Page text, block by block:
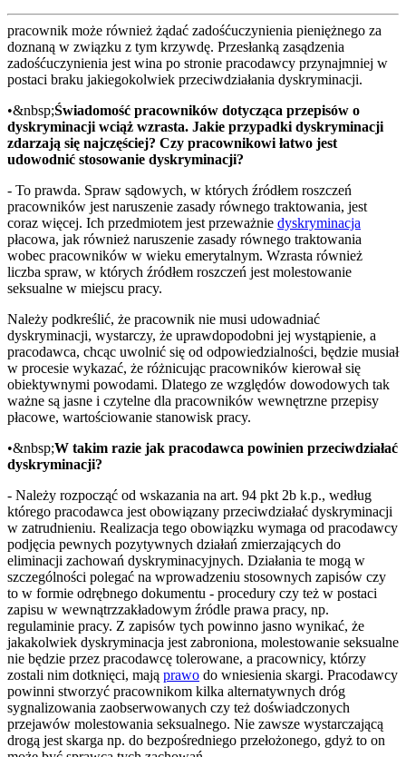
pracownik może również żądać zadośćuczynienia pieniężnego za
doznaną w związku z tym krzywdę. Przesłanką zasądzenia
zadośćuczynienia jest wina po stronie pracodawcy przynajmniej w
postaci braku jakiegokolwiek przeciwdziałania dyskryminacji.
•&nbsp;Świadomość pracowników dotycząca przepisów o
dyskryminacji wciąż wzrasta. Jakie przypadki dyskryminacji
zdarzają się najczęściej? Czy pracownikowi łatwo jest
udowodnić stosowanie dyskryminacji?
- To prawda. Spraw sądowych, w których źródłem roszczeń
pracowników jest naruszenie zasady równego traktowania, jest
coraz więcej. Ich przedmiotem jest przeważnie dyskryminacja
płacowa, jak również naruszenie zasady równego traktowania
wobec pracowników w wieku emerytalnym. Wzrasta również
liczba spraw, w których źródłem roszczeń jest molestowanie
seksualne w miejscu pracy.
Należy podkreślić, że pracownik nie musi udowadniać
dyskryminacji, wystarczy, że uprawdopodobni jej wystąpienie, a
pracodawca, chcąc uwolnić się od odpowiedzialności, będzie musiał
w procesie wykazać, że różnicując pracowników kierował się
obiektywnymi powodami. Dlatego ze względów dowodowych tak
ważne są jasne i czytelne dla pracowników wewnętrzne przepisy
płacowe, wartościowanie stanowisk pracy.
•&nbsp;W takim razie jak pracodawca powinien przeciwdziałać
dyskryminacji?
- Należy rozpocząć od wskazania na art. 94 pkt 2b k.p., według
którego pracodawca jest obowiązany przeciwdziałać dyskryminacji
w zatrudnieniu. Realizacja tego obowiązku wymaga od pracodawcy
podjęcia pewnych pozytywnych działań zmierzających do
eliminacji zachowań dyskryminacyjnych. Działania te mogą w
szczególności polegać na wprowadzeniu stosownych zapisów czy
to w formie odrębnego dokumentu - procedury czy też w postaci
zapisu w wewnątrzzakładowym źródle prawa pracy, np.
regulaminie pracy. Z zapisów tych powinno jasno wynikać, że
jakakolwiek dyskryminacja jest zabroniona, molestowanie seksualne
nie będzie przez pracodawcę tolerowane, a pracownicy, którzy
zostali nim dotknięci, mają prawo do wniesienia skargi. Pracodawcy
powinni stworzyć pracownikom kilka alternatywnych dróg
sygnalizowania zaobserwowanych czy też doświadczonych
przejawów molestowania seksualnego. Nie zawsze wystarczającą
drogą jest skarga np. do bezpośredniego przełożonego, gdyż to on